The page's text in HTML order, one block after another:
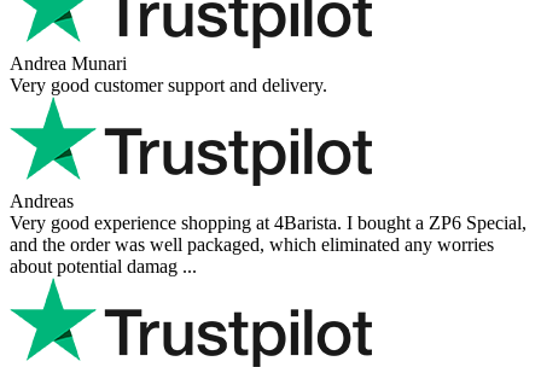
Andrea Munari
Very good customer support and delivery.
Andreas
Very good experience shopping at 4Barista. I bought a ZP6 Special,
and the order was well packaged, which eliminated any worries
about potential damag ...